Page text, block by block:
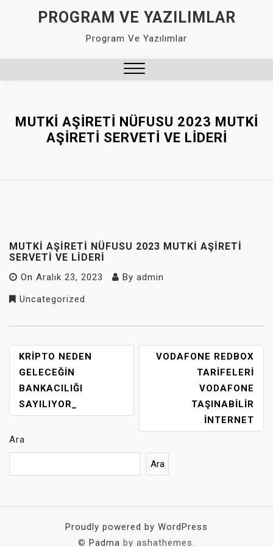
PROGRAM VE YAZILIMLAR
Program Ve Yazılımlar
MUTKI AŞIRETI NÜFUSU 2023 MUTKI
AŞIRETI SERVETI VE LIDERI
MUTKI AŞIRETI NÜFUSU 2023 MUTKI AŞIRETI
SERVETI VE LIDERI
On Aralık 23, 2023 By admin
Uncategorized
YAZI
GEZINMESI
KRIPTO NEDEN
GELECEĞIN
BANKACILIĞI
SAYILIYOR_
VODAFONE REDBOX
TARIFELERI
VODAFONE
TAŞINABILIR
INTERNET
Ara
Ara
Proudly powered by WordPress
© Padma by ashathemes.